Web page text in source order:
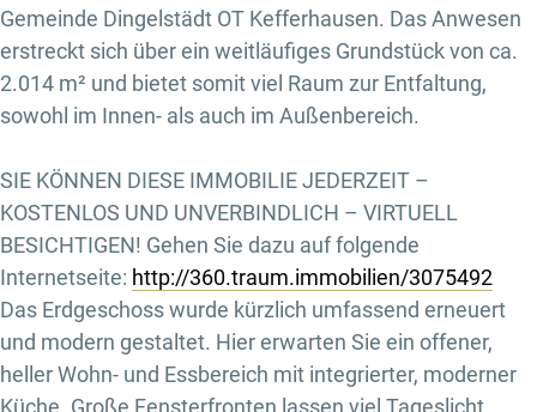
Gemeinde Dingelstädt OT Kefferhausen. Das Anwesen
erstreckt sich über ein weitläufiges Grundstück von ca.
2.014 m² und bietet somit viel Raum zur Entfaltung,
sowohl im Innen- als auch im Außenbereich.
SIE KÖNNEN DIESE IMMOBILIE JEDERZEIT –
KOSTENLOS UND UNVERBINDLICH – VIRTUELL
BESICHTIGEN! Gehen Sie dazu auf folgende
Internetseite: http://360.traum.immobilien/3075492
Das Erdgeschoss wurde kürzlich umfassend erneuert
und modern gestaltet. Hier erwarten Sie ein offener,
heller Wohn- und Essbereich mit integrierter, moderner
Küche. Große Fensterfronten lassen viel Tageslicht